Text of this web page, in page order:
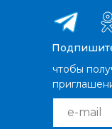
e-mail
чтобы